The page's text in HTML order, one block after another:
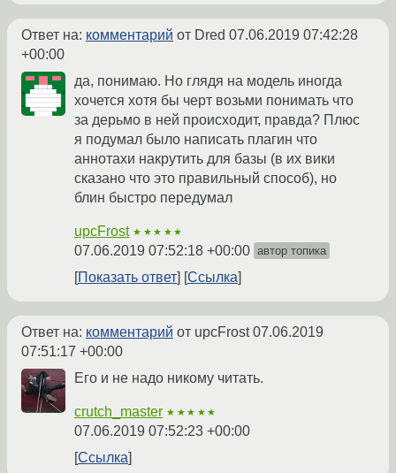
Ответ на: комментарий от Dred 07.06.2019 07:42:28
+00:00
да, понимаю. Но глядя на модель иногда
хочется хотя бы черт возьми понимать что
за дерьмо в ней происходит, правда? Плюс
я подумал было написать плагин что
аннотахи накрутить для базы (в их вики
сказано что это правильный способ), но
блин быстро передумал
upcFrost ★★★★★
07.06.2019 07:52:18 +00:00 автор топика
Показать ответ Ссылка
Ответ на: комментарий от upcFrost07.06.2019
07:51:17 +00:00
Его и не надо никому читать.
crutch_master ★★★★★
07.06.2019 07:52:23 +00:00
Ссылка